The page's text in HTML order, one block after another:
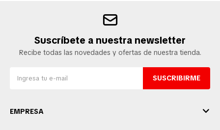
Suscríbete a nuestra newsletter
Recibe todas las novedades y ofertas de nuestra tienda.
SUSCRIBIRME
EMPRESA